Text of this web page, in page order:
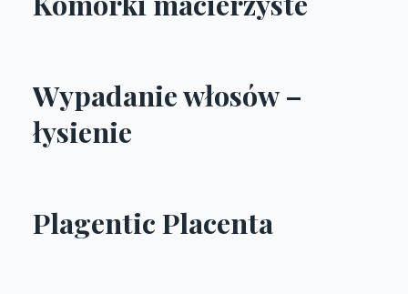
Wypadanie włosów –
łysienie
Plagentic Placenta